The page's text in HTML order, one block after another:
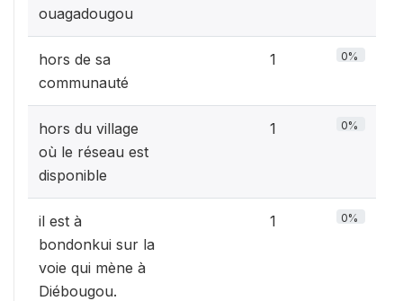
ouagadougou
hors de sa
communauté
1 0%
hors du village
où le réseau est
disponible
1 0%
il est à
bondonkui sur la
voie qui mène à
Diébougou.
1 0%